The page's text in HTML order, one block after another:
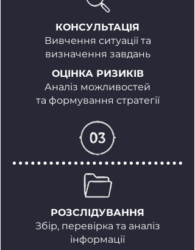
КОНСУЛЬТАЦІЯ
Вивчення ситуації та
визначення завдань
ОЦІНКА РИЗИКІВ
Аналіз можливостей
та формування стратегії
РОЗСЛІДУВАННЯ
Збір, перевірка та аналіз
інформації